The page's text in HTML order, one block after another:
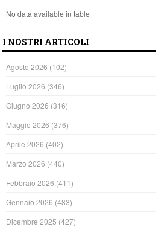
No data available in table
I NOSTRI ARTICOLI
Agosto 2026 (102)
Luglio 2026 (346)
Giugno 2026 (316)
Maggio 2026 (376)
Aprile 2026 (402)
Marzo 2026 (440)
Febbraio 2026 (411)
Gennaio 2026 (483)
Dicembre 2025 (427)